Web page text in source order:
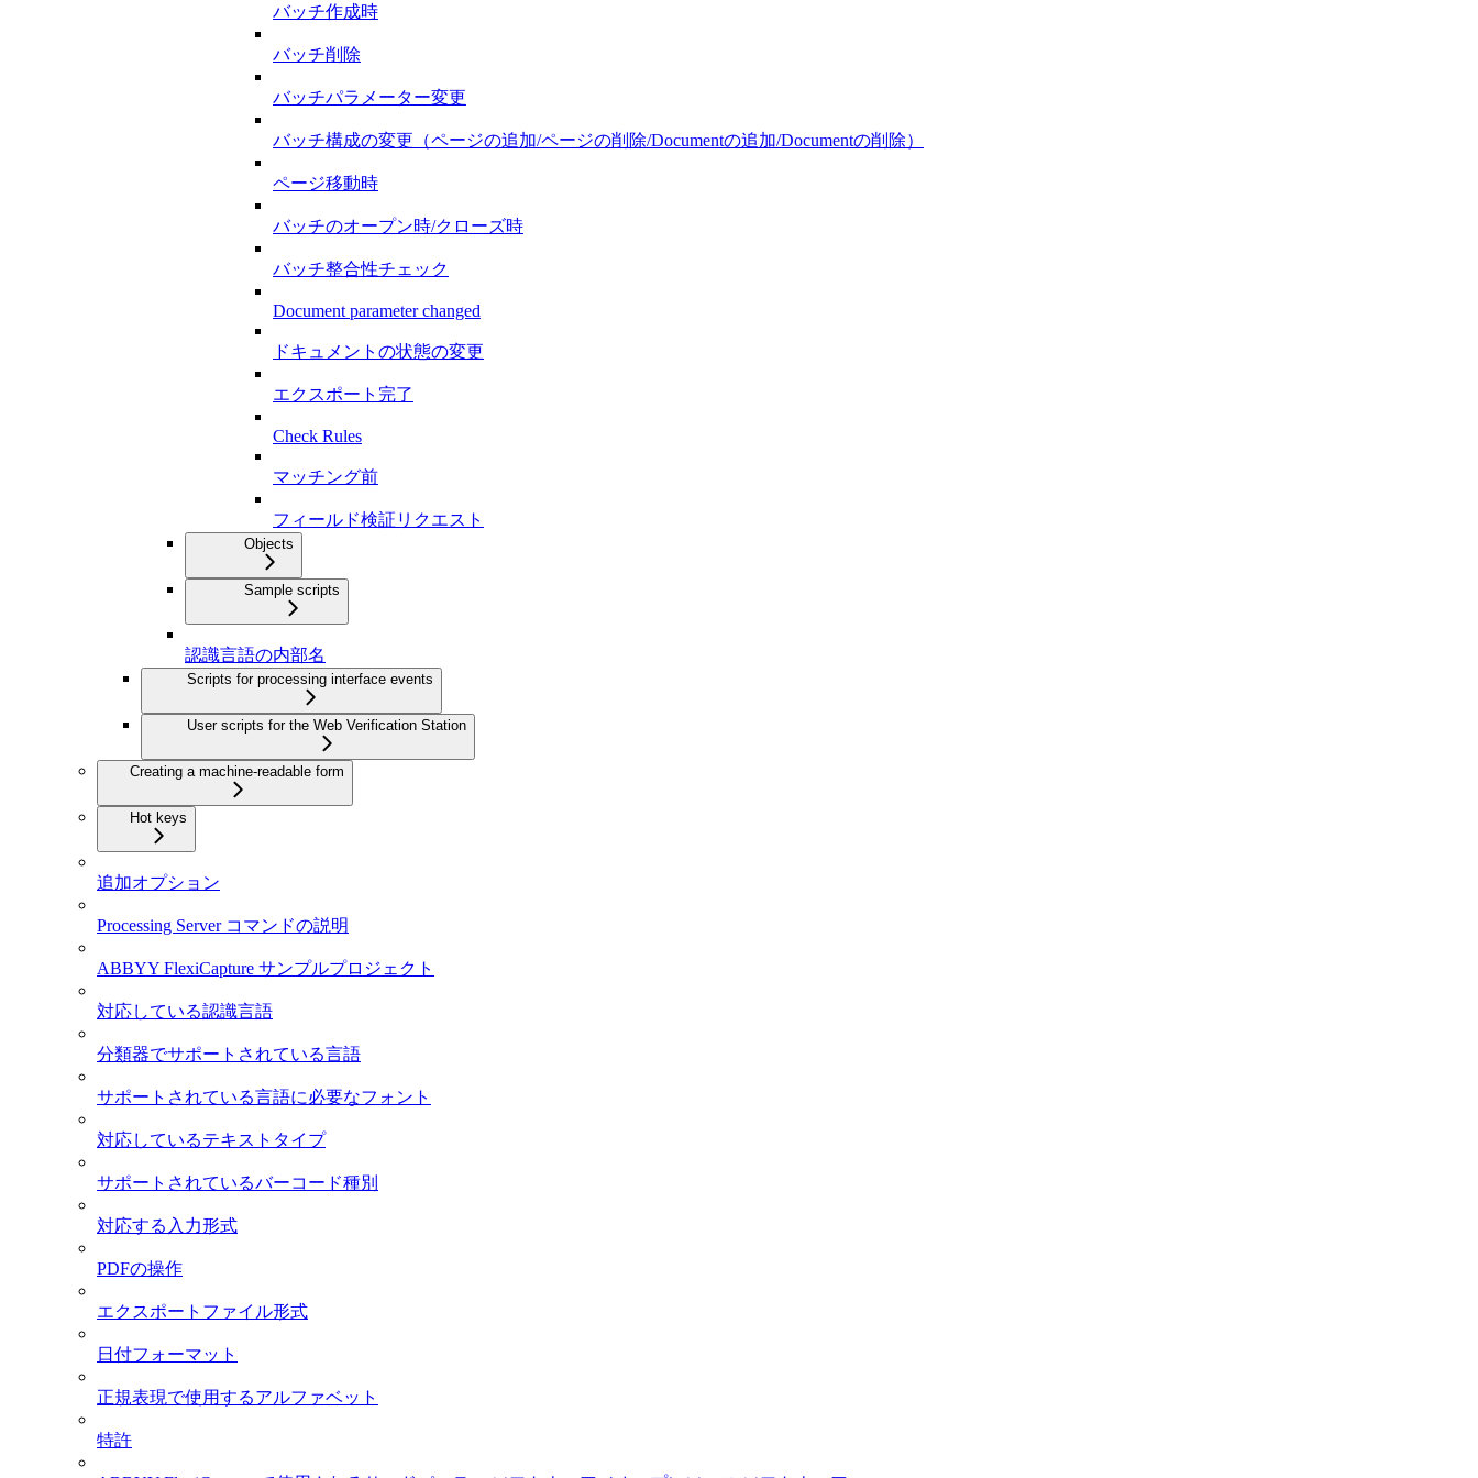
バッチ作成時
バッチ削除
バッチパラメーター変更
バッチ構成の変更（ページの追加/ページの削除/Documentの追加/Documentの削除）
ページ移動時
バッチのオープン時/クローズ時
バッチ整合性チェック
Document parameter changed
ドキュメントの状態の変更
エクスポート完了
Check Rules
マッチング前
フィールド検証リクエスト
Objects
Sample scripts
認識言語の内部名
Scripts for processing interface events
User scripts for the Web Verification Station
Creating a machine-readable form
Hot keys
追加オプション
Processing Server コマンドの説明
ABBYY FlexiCapture サンプルプロジェクト
対応している認識言語
分類器でサポートされている言語
サポートされている言語に必要なフォント
対応しているテキストタイプ
サポートされているバーコード種別
対応する入力形式
PDFの操作
エクスポートファイル形式
日付フォーマット
正規表現で使用するアルファベット
特許